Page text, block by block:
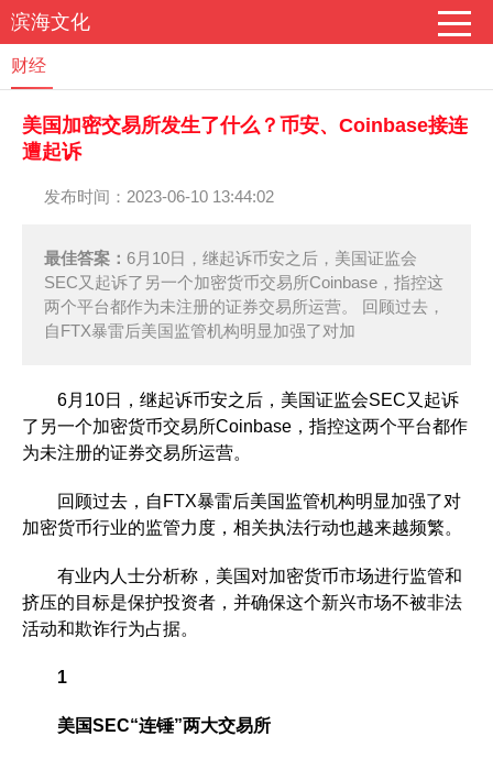
滨海文化
财经
美国加密交易所发生了什么？币安、Coinbase接连
遭起诉
发布时间：2023-06-10 13:44:02
最佳答案： 6月10日，继起诉币安之后，美国证监会
SEC又起诉了另一个加密货币交易所Coinbase，指控这
两个平台都作为未注册的证券交易所运营。 回顾过去，
自FTX暴雷后美国监管机构明显加强了对加
6月10日，继起诉币安之后，美国证监会SEC又起诉
了另一个加密货币交易所Coinbase，指控这两个平台都作
为未注册的证券交易所运营。
回顾过去，自FTX暴雷后美国监管机构明显加强了对
加密货币行业的监管力度，相关执法行动也越来越频繁。
有业内人士分析称，美国对加密货币市场进行监管和
挤压的目标是保护投资者，并确保这个新兴市场不被非法
活动和欺诈行为占据。
1
美国SEC“连锤”两大交易所